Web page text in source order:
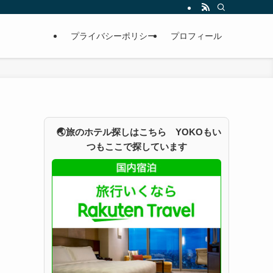
プライバシーポリシー プロフィール
🌏旅のホテル探しはこちら YOKOもい
つもここで探しています